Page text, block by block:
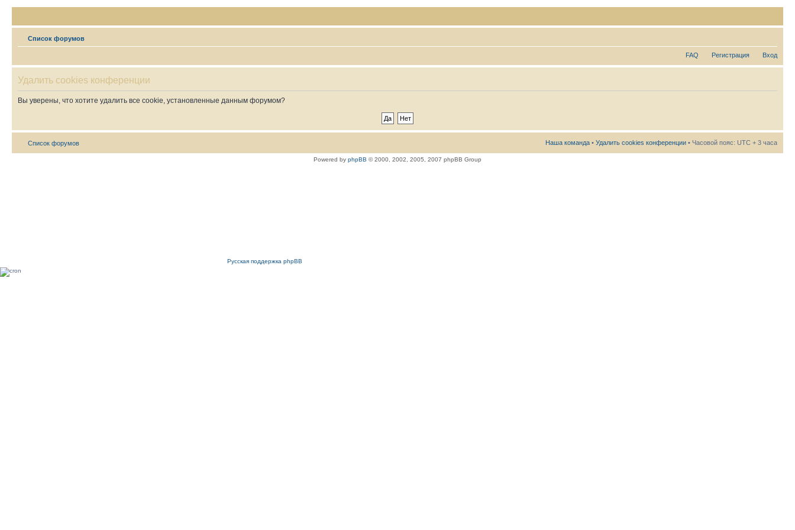
Список форумов
FAQ Регистрация Вход
Удалить cookies конференции
Вы уверены, что хотите удалить все cookie, установленные данным форумом?
Список форумов Наша команда • Удалить cookies конференции • Часовой пояс: UTC + 3 часа
Powered by phpBB © 2000, 2002, 2005, 2007 phpBB Group
Русская поддержка phpBB